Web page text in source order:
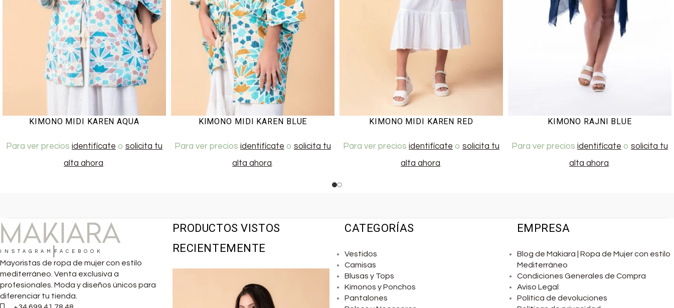
KIMONO MIDI KAREN AQUA
Para ver precios identifícate o solicita tu
alta ahora.
KIMONO MIDI KAREN BLUE
Para ver precios identifícate o solicita tu
alta ahora.
KIMONO MIDI KAREN RED
Para ver precios identifícate o solicita tu
alta ahora.
KIMONO RAJNI BLUE
Para ver precios identifícate o solicita tu
alta ahora.
INSTAGRAM FACEBOOK
Mayoristas de ropa de mujer con estilo
mediterráneo. Venta exclusiva a
profesionales. Moda y diseños únicos para
diferenciar tu tienda.
PRODUCTOS VISTOS
RECIENTEMENTE
CATEGORÍAS
Vestidos
Camisas
Blusas y Tops
Kimonos y Ponchos
Pantalones
EMPRESA
Blog de Makiara | Ropa de Mujer con estilo
Mediterráneo
Condiciones Generales de Compra
Aviso Legal
Política de devoluciones